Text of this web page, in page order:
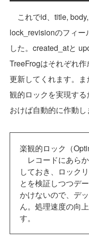
これでid、title,
lock_revisionのフィー
した。created_atと
TreeFrogはそれぞれ
更新してくれます。
観的ロックを実現す
おけば自動的に作動し
楽観的ロック（
レコードにあら
しておき、ロック
とを検証しつつデ
かけないので、デ
ん。処理速度の向
す。